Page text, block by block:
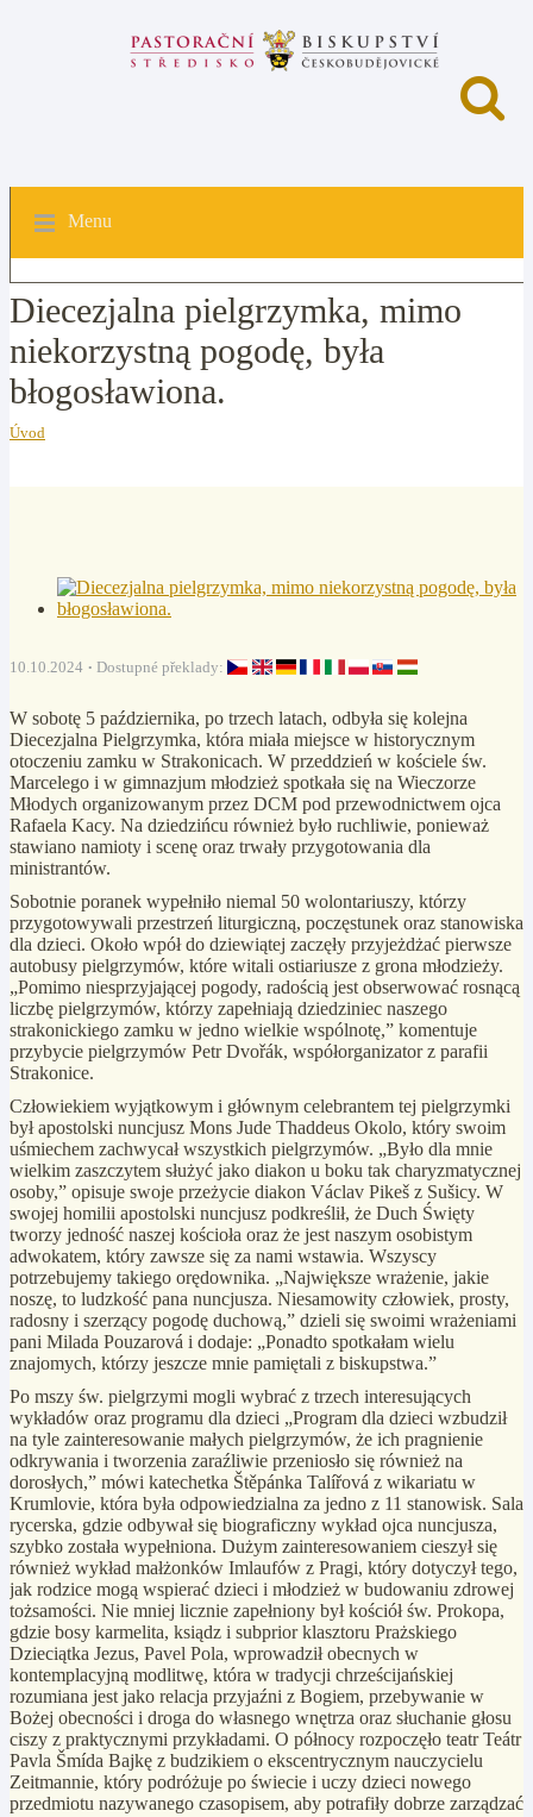
Menu
Diecezjalna pielgrzymka, mimo
niekorzystną pogodę, była
błogosławiona.
Úvod
10.10.2024 Dostupné překlady:
W sobotę 5 października, po trzech latach, odbyła się kolejna
Diecezjalna Pielgrzymka, która miała miejsce w historycznym
otoczeniu zamku w Strakonicach. W przeddzień w kościele św.
Marcelego i w gimnazjum młodzież spotkała się na Wieczorze
Młodych organizowanym przez DCM pod przewodnictwem ojca
Rafaela Kacy. Na dziedzińcu również było ruchliwie, ponieważ
stawiano namioty i scenę oraz trwały przygotowania dla
ministrantów.
Sobotnie poranek wypełniło niemal 50 wolontariuszy, którzy
przygotowywali przestrzeń liturgiczną, poczęstunek oraz stanowiska
dla dzieci. Około wpół do dziewiątej zaczęły przyjeżdżać pierwsze
autobusy pielgrzymów, które witali ostiariusze z grona młodzieży.
„Pomimo niesprzyjającej pogody, radością jest obserwować rosnącą
liczbę pielgrzymów, którzy zapełniają dziedziniec naszego
strakonickiego zamku w jedno wielkie wspólnotę,” komentuje
przybycie pielgrzymów Petr Dvořák, współorganizator z parafii
Strakonice.
Człowiekiem wyjątkowym i głównym celebrantem tej pielgrzymki
był apostolski nuncjusz Mons Jude Thaddeus Okolo, który swoim
uśmiechem zachwycał wszystkich pielgrzymów. „Było dla mnie
wielkim zaszczytem służyć jako diakon u boku tak charyzmatycznej
osoby,” opisuje swoje przeżycie diakon Václav Pikeš z Sušicy. W
swojej homilii apostolski nuncjusz podkreślił, że Duch Święty
tworzy jedność naszej kościoła oraz że jest naszym osobistym
adwokatem, który zawsze się za nami wstawia. Wszyscy
potrzebujemy takiego orędownika. „Największe wrażenie, jakie
noszę, to ludzkość pana nuncjusza. Niesamowity człowiek, prosty,
radosny i szerzący pogodę duchową,” dzieli się swoimi wrażeniami
pani Milada Pouzarová i dodaje: „Ponadto spotkałam wielu
znajomych, którzy jeszcze mnie pamiętali z biskupstwa.”
Po mszy św. pielgrzymi mogli wybrać z trzech interesujących
wykładów oraz programu dla dzieci „Program dla dzieci wzbudził
na tyle zainteresowanie małych pielgrzymów, że ich pragnienie
odkrywania i tworzenia zaraźliwie przeniosło się również na
dorosłych,” mówi katechetka Štěpánka Talířová z wikariatu w
Krumlovie, która była odpowiedzialna za jedno z 11 stanowisk. Sala
rycerska, gdzie odbywał się biograficzny wykład ojca nuncjusza,
szybko została wypełniona. Dużym zainteresowaniem cieszył się
również wykład małżonków Imlaufów z Pragi, który dotyczył tego,
jak rodzice mogą wspierać dzieci i młodzież w budowaniu zdrowej
tożsamości. Nie mniej licznie zapełniony był kościół św. Prokopa,
gdzie bosy karmelita, ksiądz i subprior klasztoru Prażskiego
Dzieciątka Jezus, Pavel Pola, wprowadził obecnych w
kontemplacyjną modlitwę, która w tradycji chrześcijańskiej
rozumiana jest jako relacja przyjaźni z Bogiem, przebywanie w
Bożej obecności i droga do własnego wnętrza oraz słuchanie głosu
ciszy z praktycznymi przykładami. O północy rozpoczęło teatr Teátr
Pavla Šmída Bajkę z budzikiem o ekscentrycznym nauczycielu
Zeitmannie, który podróżuje po świecie i uczy dzieci nowego
przedmiotu nazywanego czasopisem, aby potrafiły dobrze zarządzać